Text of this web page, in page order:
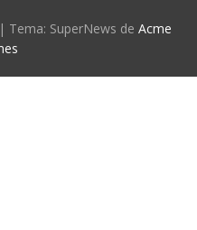
| Tema: SuperNews de Acme